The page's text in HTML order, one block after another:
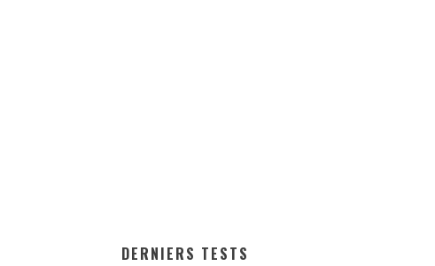
DERNIERS TESTS